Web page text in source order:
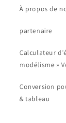
À propos de
partenaire
Calculateur
modélisme »
Conversion
& tableau